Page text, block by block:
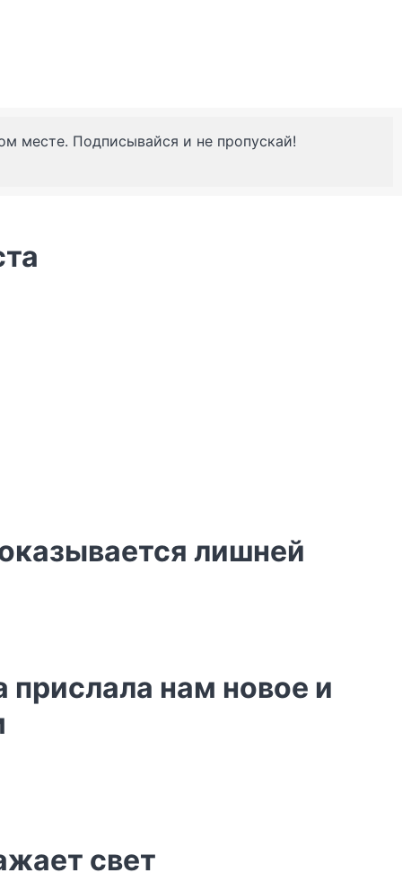
месте. Подписывайся и не пропускай!
лишней
прислала нам новое и
свет